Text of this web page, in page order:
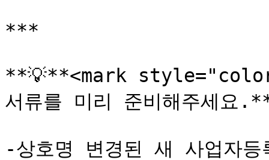
***
**💡**<mark
서류를 미리 준비해주세요
-상호명 변경된 새 사업자등